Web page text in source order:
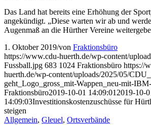
Das Land hat bereits eine Erhöhung der
angekündigt. „Diese warten wir ab und
Augenmaß an die Hürther Vereine
1. Oktober 2019/von Fraktionsbüro
https://www.cdu-huerth.de/wp-content/
Fussball.jpg 683 1024 Fraktionsbüro https://
huerth.de/wp-content/uploads/2025/05/
geht_Logo_gross_mit-Wappen_neu-mit-
Fraktionsbüro2019-10-01 14:09:01 2019-10-
14:09:03Investitionskostenzuschüsse für
steigen
Allgemein, Gleuel, Ortsverbände